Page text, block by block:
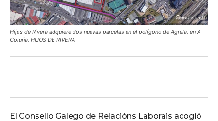
Hijos de Rivera adquiere dos nuevas parcelas en el polígono de Agrela, en A
Coruña. HIJOS DE RIVERA
El Consello Galego de Relacións Laborais acogió